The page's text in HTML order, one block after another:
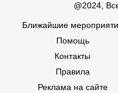
@2024,
Ближайшие
Помощь
Контакты
Правила
Реклама на сайте